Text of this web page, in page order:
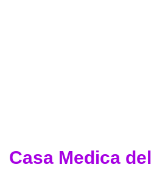
Casa Medica